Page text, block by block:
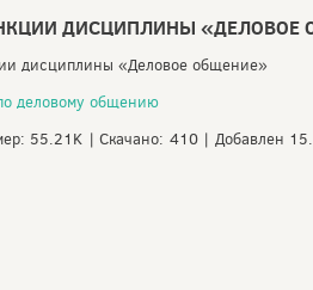
ДИСЦИПЛИНЫ «ДЕЛОВОЕ
дисциплины «Деловое общение»
деловому общению
55.21K | Скачано: 410 | Добавлен